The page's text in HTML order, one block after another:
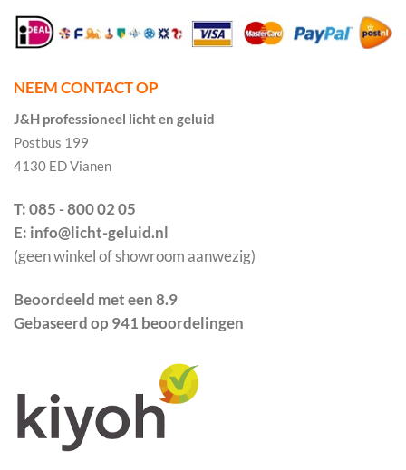
NEEM CONTACT OP
J&H professioneel licht en geluid
Postbus 199
4130 ED Vianen
T: 085 - 800 02 05
E: info@licht-geluid.nl
(geen winkel of showroom aanwezig)
Beoordeeld met een 8.9
Gebaseerd op 941 beoordelingen